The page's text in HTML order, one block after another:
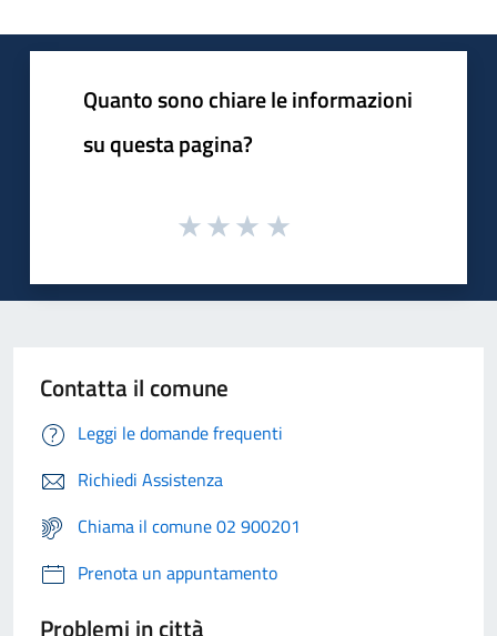
Quanto sono chiare le informazioni
su questa pagina?
Contatta il comune
Leggi le domande frequenti
Richiedi Assistenza
Chiama il comune 02 900201
Prenota un appuntamento
Problemi in città